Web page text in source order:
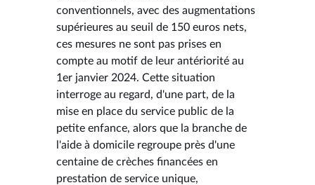
conventionnels, avec des augmentations
supérieures au seuil de 150 euros nets,
ces mesures ne sont pas prises en
compte au motif de leur antériorité au
1er janvier 2024. Cette situation
interroge au regard, d'une part, de la
mise en place du service public de la
petite enfance, alors que la branche de
l'aide à domicile regroupe près d'une
centaine de crèches financées en
prestation de service unique,